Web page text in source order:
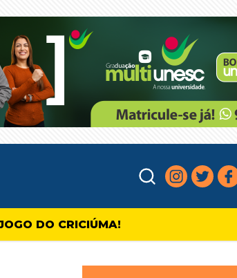
DO CRICIÚMA!